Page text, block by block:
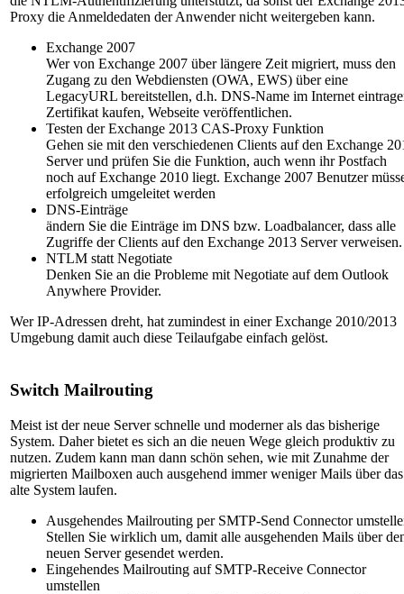
Proxy die Anmeldedaten der Anwender nicht weitergeben kann.
Exchange 2007
Wer von Exchange 2007 über längere Zeit migriert, muss den
Zugang zu den Webdiensten (OWA, EWS) über eine
LegacyURL bereitstellen, d.h. DNS-Name im Internet
Zertifikat kaufen, Webseite veröffentlichen.
Testen der Exchange 2013 CAS-Proxy Funktion
Gehen sie mit den verschiedenen Clients auf den Exchange
Server und prüfen Sie die Funktion, auch wenn ihr Postfach
noch auf Exchange 2010 liegt. Exchange 2007 Benutzer
erfolgreich umgeleitet werden
DNS-Einträge
ändern Sie die Einträge im DNS bzw. Loadbalancer, dass alle
Zugriffe der Clients auf den Exchange 2013 Server verweisen.
NTLM statt Negotiate
Denken Sie an die Probleme mit Negotiate auf dem Outlook
Anywhere Provider.
Wer IP-Adressen dreht, hat zumindest in einer Exchange 2010/2013
Umgebung damit auch diese Teilaufgabe einfach gelöst.
Switch Mailrouting
Meist ist der neue Server schnelle und moderner als das bisherige
System. Daher bietet es sich an die neuen Wege gleich produktiv zu
nutzen. Zudem kann man dann schön sehen, wie mit Zunahme der
migrierten Mailboxen auch ausgehend immer weniger Mails über das
alte System laufen.
Ausgehendes Mailrouting per SMTP-Send Connector
Stellen Sie wirklich um, damit alle ausgehenden Mails über
neuen Server gesendet werden.
Eingehendes Mailrouting auf SMTP-Receive Connector
umstellen